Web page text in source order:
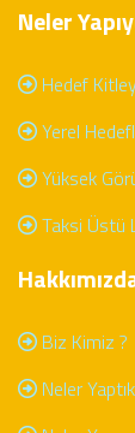
Neler
Hedef
Yerel
Yüksek
Taksi Üstü
Biz Kimiz ?
Neler Yaptık